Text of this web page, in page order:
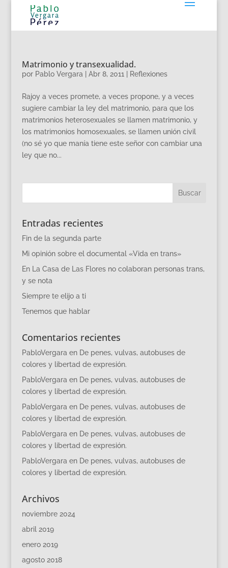
Matrimonio y transexualidad.
por Pablo Vergara Abr 8, 2011 Reflexiones
Rajoy a veces promete, a veces propone, y a veces
sugiere cambiar la ley del matrimonio, para que los
matrimonios heterosexuales se llamen matrimonio, y
los matrimonios homosexuales, se llamen unión civil
(no sé yo que manía tiene este señor con cambiar una
ley que no...
Entradas recientes
Fin de la segunda parte
Mi opinión sobre el documental «Vida en trans»
En La Casa de Las Flores no colaboran personas trans,
y se nota
Siempre te elijo a ti
Tenemos que hablar
Comentarios recientes
PabloVergara en De penes, vulvas, autobuses de
colores y libertad de expresión.
PabloVergara en De penes, vulvas, autobuses de
colores y libertad de expresión.
PabloVergara en De penes, vulvas, autobuses de
colores y libertad de expresión.
PabloVergara en De penes, vulvas, autobuses de
colores y libertad de expresión.
PabloVergara en De penes, vulvas, autobuses de
colores y libertad de expresión.
Archivos
noviembre 2024
abril 2019
enero 2019
agosto 2018